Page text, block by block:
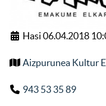
Hasi 06.04.2018
Aizpurunea Kultur
943 53 35 89